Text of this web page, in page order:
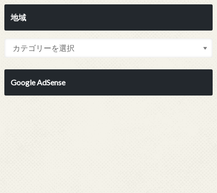
地域
Google AdSense